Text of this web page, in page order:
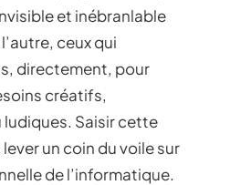
et inébranlable
ceux qui
directement, pour
créatifs,
Saisir cette
un coin du voile sur
de l’informatique.